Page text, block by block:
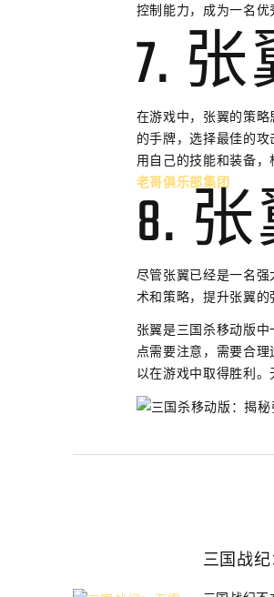
控制能力，成为一名优
7.
在游戏中，张翼的策
的手牌，选择最佳的
用自己的技能和装备，
老哥俱乐部集团
8.
尽管张翼已经是一名
术和策略，提升张翼
张翼是三国杀移动版
点需要注意，需要合
以在游戏中取得胜利
三国战